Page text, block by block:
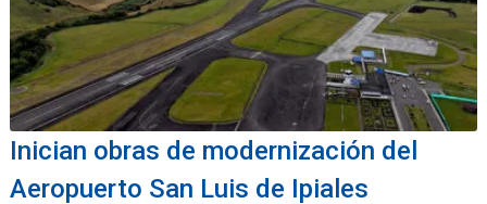
Inician obras de modernización del
Aeropuerto San Luis de Ipiales